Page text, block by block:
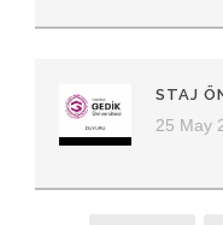
STAJ
25 May